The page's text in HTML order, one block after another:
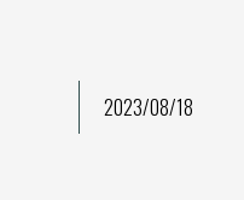
2023/08/18